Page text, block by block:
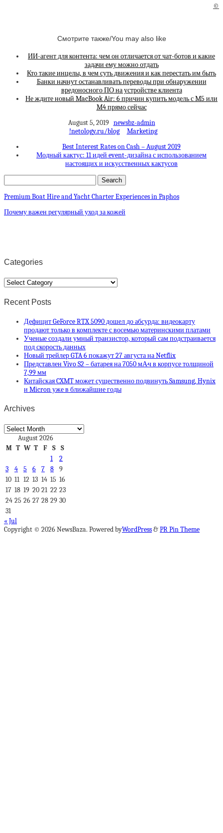
©
Смотрите также/You may also like
ИИ-агент для контента: чем он отличается от чат-ботов и какие
задачи ему можно отдать
Кто такие инцелы, в чем суть движения и как перестать им быть
Банки начнут останавливать переводы при обнаружении
вредоносного ПО на устройстве клиента
Не ждите новый MacBook Air: 6 причин купить модель с M5 или
M4 прямо сейчас
August 5, 2019 newsbz-admin
!netology.ru/blog
Marketing
Best Interest Rates on Cash – August 2019
Модный кактус: 11 идей event-дизайна с использованием
настоящих и искусственных кактусов
Premium Boat Hire and Yacht Charter Experiences in Paphos
Почему важен регулярный уход за кожей
Categories
Categories
Recent Posts
Дефицит GeForce RTX 5090 дошел до абсурда: видеокарту
продают только в комплекте с восемью материнскими платами
Ученые создали умный транзистор, который сам подстраивается
под скорость данных
Новый трейлер GTA 6 покажут 27 августа на Netflix
Представлен Vivo S2 – батарея на 7050 мА·ч в корпусе толщиной
7,99 мм
Китайская CXMT может существенно подвинуть Samsung, Hynix
и Micron уже в ближайшие годы
Archives
Archives
August 2026
M T W T F S
S
1
2
3
4 5 6 7 8
9
10 11 12 13 14 15 16
17 18 19 20 21 22 23
24 25 26 27 28 29 30
31
« Jul
Copyright © 2026 NewsBaza. Powered byWordPress&PR Pin Theme